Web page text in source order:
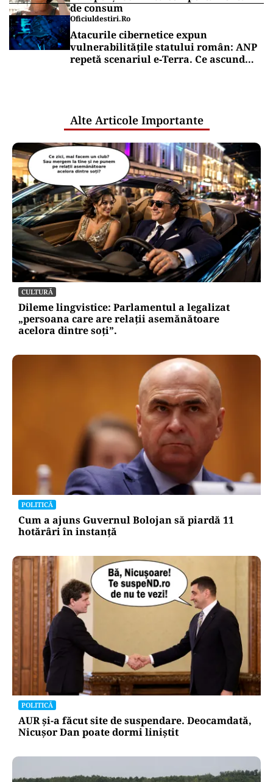
de consum
Oficiuldestiri.ro
Atacurile cibernetice expun
vulnerabilitățile statului român: ANP
repetă scenariul e‑Terra. Ce ascund
Alte Articole Importante
CULTURĂ
Dileme lingvistice: Parlamentul a legalizat
„persoana care are relații asemănătoare
acelora dintre soți”.
POLITICĂ
Cum a ajuns Guvernul Bolojan să piardă 11
hotărâri în instanță
POLITICĂ
AUR și-a făcut site de suspendare. Deocamdată,
Nicușor Dan poate dormi liniștit